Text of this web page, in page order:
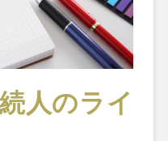
人のライ